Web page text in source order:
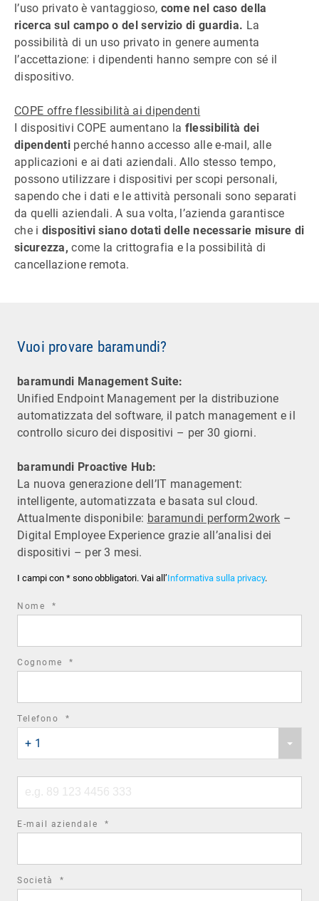
l’uso privato è vantaggioso, come nel caso della
ricerca sul campo o del servizio di guardia. La
possibilità di un uso privato in genere aumenta
l’accettazione: i dipendenti hanno sempre con sé il
dispositivo.
COPE offre flessibilità ai dipendenti
I dispositivi COPE aumentano la flessibilità dei
dipendenti perché hanno accesso alle e-mail, alle
applicazioni e ai dati aziendali. Allo stesso tempo,
possono utilizzare i dispositivi per scopi personali,
sapendo che i dati e le attività personali sono separati
da quelli aziendali. A sua volta, l’azienda garantisce
che i dispositivi siano dotati delle necessarie misure di
sicurezza, come la crittografia e la possibilità di
cancellazione remota.
Vuoi provare baramundi?
baramundi Management Suite:
Unified Endpoint Management per la distribuzione
automatizzata del software, il patch management e il
controllo sicuro dei dispositivi – per 30 giorni.
baramundi Proactive Hub:
La nuova generazione dell’IT management:
intelligente, automatizzata e basata sul cloud.
Attualmente disponibile: baramundi perform2work –
Digital Employee Experience grazie all’analisi dei
dispositivi – per 3 mesi.
I campi con * sono obbligatori. Vai all’Informativa sulla privacy.
Nome *
Cognome *
Telefono *
country
code
+ 1
number
E-mail aziendale *
Società *